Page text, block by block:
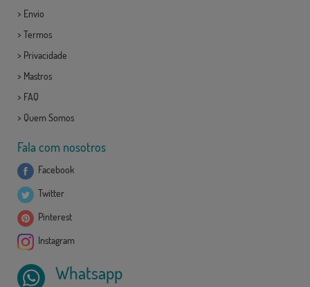
> Envio
> Termos
> Privacidade
> Mastros
> FAQ
> Quem Somos
Fala com nosotros
Facebook
Twitter
Pinterest
Instagram
Whatsapp